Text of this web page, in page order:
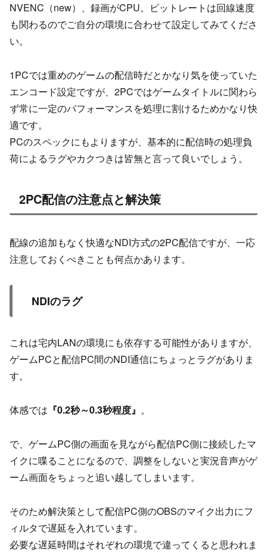
NVENC（new）、録画がCPU。ビットレートは回線速度
も関わるのでご自分の環境に合わせて設定してみてくださ
い。
1PCでは重めのゲームの配信時だとかなり気を使っていた
エンコード設定ですが、2PCではゲームタイトルに関わら
ず常に一定のパフォーマンスを処理に割けるためかなり快
適です。
PCのスペックにもよりますが、基本的に配信時の処理負
荷によるラグやカクつきは皆無と言って良いでしょう。
2PC配信の注意点と解決策
配線の追加もなく快適なNDI方式の2PC配信ですが、一応
注意しておくべきことも何点かあります。
NDIのラグ
これは宅内LANの環境にも依存する可能性がありますが、
ゲームPCと配信PC間のNDI通信にちょっとラグがありま
す。
体感では 『0.2秒～0.3秒程度』 。
で、ゲームPC側の画面を見ながら配信PC側に接続したマ
イクに喋ることになるので、調整をしないと実況音声がゲ
ーム画面をちょっと追い越してしまいます。
そのため解決策として配信PC側のOBSのマイク出力にフ
ィルタで遅延を入れています。
必要な遅延時間はそれぞれの環境で違ってくると思われま